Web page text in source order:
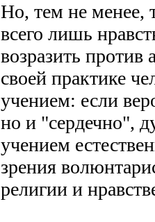
Но, тем не менее,
всего лишь
возразить против
своей практике
учением: если
но и "сердечно",
учением
зрения
религии и